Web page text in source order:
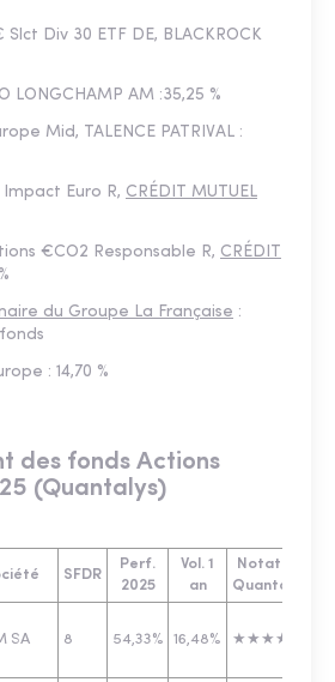
Slct Div 30 ETF DE, BLACKROCK
LONGCHAMP AM :35,25 %
Mid, TALENCE PATRIVAL :
Euro R, CRÉDIT MUTUEL
€CO2 Responsable R, CRÉDIT
du Groupe La Française :
: 14,70 %
des fonds Actions
(Quantalys)
SFDR
Perf.
2025
Vol. 1
an
Notation
Quantalys
SA 8 54,33% 16,48% ★★★★☆